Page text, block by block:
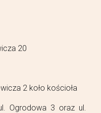
20
2 koło kościoła
Ogrodowa 3 oraz ul.